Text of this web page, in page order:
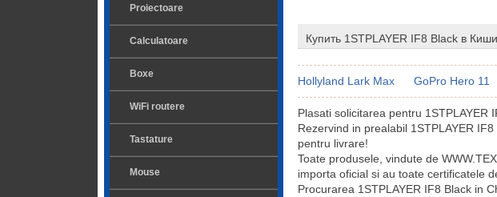
Proiectoare
Calculatoare
Boxe
WiFi routere
Tastature
Mouse
Купить 1STPLAYER IF8 Black в
Hollyland Lark Max GoPro Hero 11
Plasati solicitarea pentru 1STPLAYER
Rezervind in prealabil 1STPLAYER
pentru livrare!
Toate produsele, vindute de
importa oficial si au toate certificatele
Procurarea 1STPLAYER IF8 Black in